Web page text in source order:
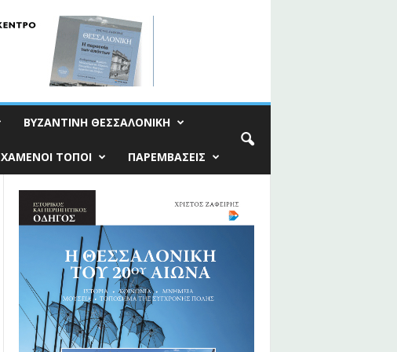
ΒΥΖΑΝΤΙΝΗ ΘΕΣΣΑΛΟΝΙΚΗ
ΧΑΜΕΝΟΙ ΤΟΠΟΙ ΠΑΡΕΜΒΑΣΕΙΣ